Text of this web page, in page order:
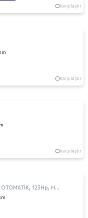
Karşılaştır
Karşılaştır
Karşılaştır
OTOMATİK,123Hp, Hatchback 5 Kapı